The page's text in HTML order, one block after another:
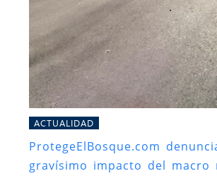
ACTUALIDAD
ProtegeElBosque.com
gravísimo impacto del macro